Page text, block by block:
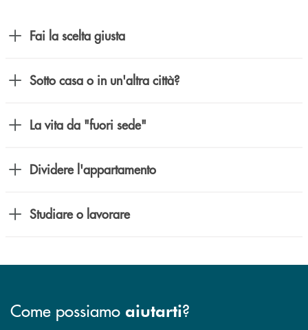
Fai la scelta giusta
Sotto casa o in un'altra città?
La vita da "fuori sede"
Dividere l'appartamento
Studiare o lavorare
Come possiamo aiutarti?